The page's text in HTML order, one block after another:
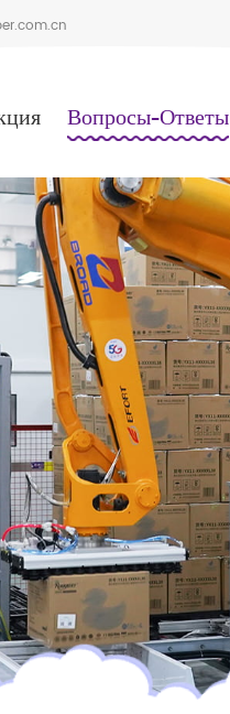
Вопросы-Ответы